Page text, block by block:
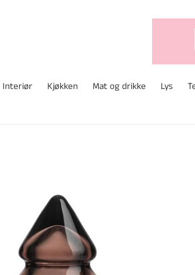
Interiør Kjøkken Mat og drikke Lys